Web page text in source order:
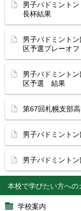
本校で学びたい方へ
学校案内
男子バドミント
長杯結果
男子バドミント
区予選プレーオ
男子バドミント
区予選 結果
第67回札幌支部
男子バドミント
男子バドミント